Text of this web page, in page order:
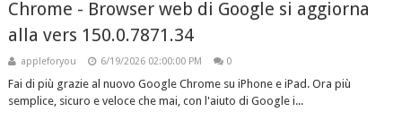
Chrome - Browser web di Google si aggiorna
alla vers 150.0.7871.34
appleforyou 6/19/2026 02:00:00 PM 0
Fai di più grazie al nuovo Google Chrome su iPhone e iPad. Ora più
semplice, sicuro e veloce che mai, con l'aiuto di Google i...